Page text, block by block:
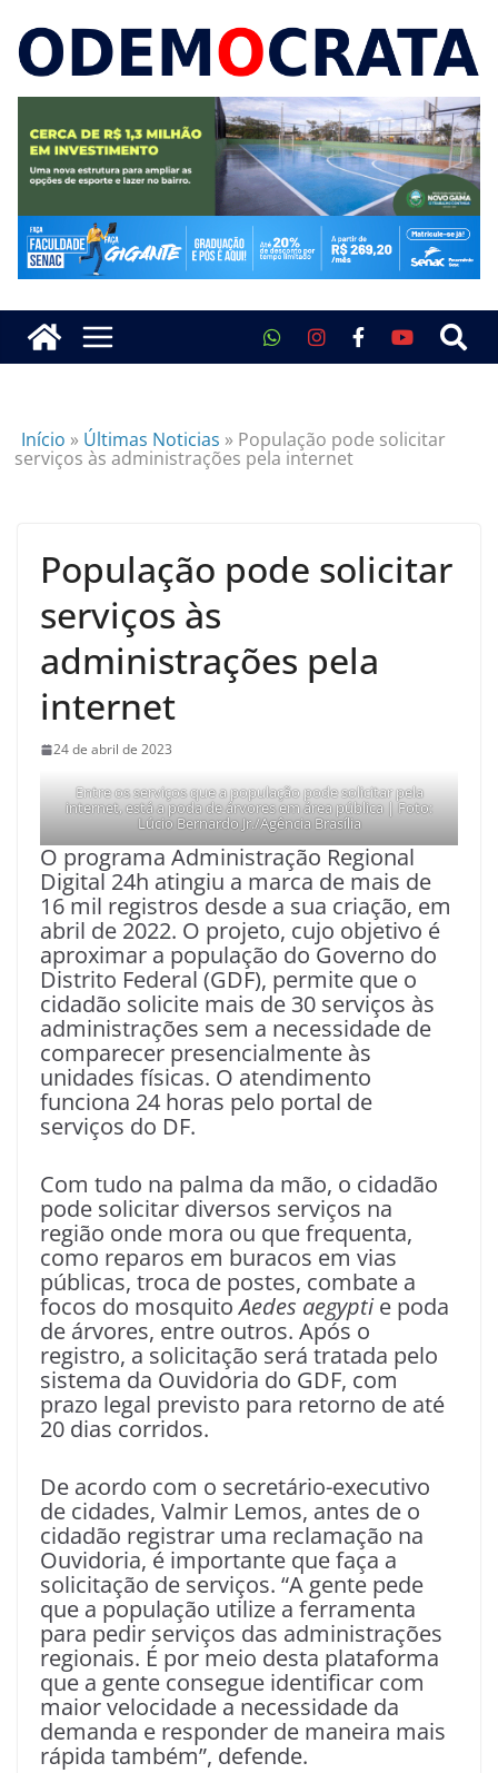
Início » Últimas Noticias » População pode solicitar
serviços às administrações pela internet
População pode solicitar
serviços às
administrações pela
internet
24 de abril de 2023
Entre os serviços que a população pode solicitar pela
internet, está a poda de árvores em área pública | Foto:
Lúcio Bernardo Jr./Agência Brasília
O programa Administração Regional
Digital 24h atingiu a marca de mais de
16 mil registros desde a sua criação, em
abril de 2022. O projeto, cujo objetivo é
aproximar a população do Governo do
Distrito Federal (GDF), permite que o
cidadão solicite mais de 30 serviços às
administrações sem a necessidade de
comparecer presencialmente às
unidades físicas. O atendimento
funciona 24 horas pelo portal de
serviços do DF.
Com tudo na palma da mão, o cidadão
pode solicitar diversos serviços na
região onde mora ou que frequenta,
como reparos em buracos em vias
públicas, troca de postes, combate a
focos do mosquitoAedes aegyptie poda
de árvores, entre outros. Após o
registro, a solicitação será tratada pelo
sistema da Ouvidoria do GDF, com
prazo legal previsto para retorno de até
20 dias corridos.
De acordo com o secretário-executivo
de cidades, Valmir Lemos, antes de o
cidadão registrar uma reclamação na
Ouvidoria, é importante que faça a
solicitação de serviços. “A gente pede
que a população utilize a ferramenta
para pedir serviços das administrações
regionais. É por meio desta plataforma
que a gente consegue identificar com
maior velocidade a necessidade da
demanda e responder de maneira mais
rápida também”, defende.